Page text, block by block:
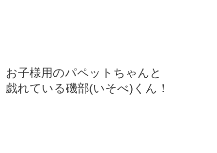
お子様用のパペットちゃんと
戯れている磯部(いそべ)くん！